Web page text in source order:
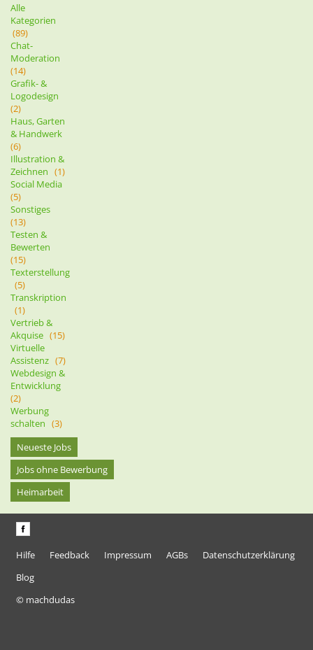
Alle
Kategorien
(89)
Chat-
Moderation
(14)
Grafik- &
Logodesign
(2)
Haus, Garten
& Handwerk
(6)
Illustration &
Zeichnen (1)
Social Media
(5)
Sonstiges
(13)
Testen &
Bewerten
(15)
Texterstellung
(5)
Transkription
(1)
Vertrieb &
Akquise (15)
Virtuelle
Assistenz (7)
Webdesign &
Entwicklung
(2)
Werbung
schalten (3)
Neueste Jobs
Jobs ohne Bewerbung
Heimarbeit
Hilfe Feedback Impressum AGBs
Datenschutzerklärung
Blog
© machdudas